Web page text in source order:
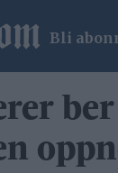
Bli
ber